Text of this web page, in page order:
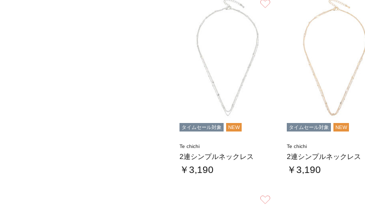
タイムセール対象 NEW
Te chichi
2連シンプルネックレス
￥3,190
タイムセール対象 NEW
Te chichi
2連シンプルネックレス
￥3,190